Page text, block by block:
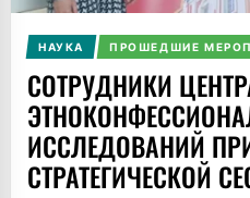
НАУКА ПРОШЕДШИЕ
CОТРУДНИКИ
ИССЛЕДОВАНИЙ
СТРАТЕГИЧЕСКОЙ